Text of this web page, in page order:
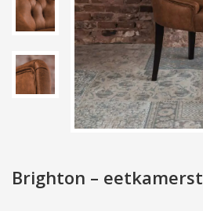
Brighton –